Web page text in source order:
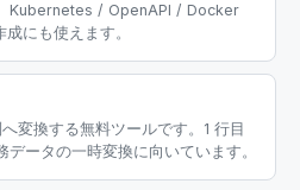
Kubernetes / OpenAPI / Docker
にも使えます。
変換する無料ツールです。1 行目
ータの一時変換に向いています。